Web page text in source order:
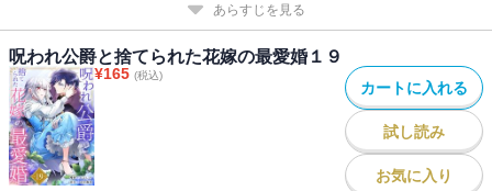
あらすじを見る
呪われ公爵と捨てられた花嫁の最愛婚１９
¥165 (税込)
カートに入れる
試し読み
お気に入り